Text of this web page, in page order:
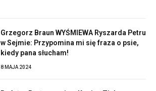
Grzegorz Braun WYŚMIEWA Ryszarda Petru
w Sejmie: Przypomina mi się fraza o psie,
kiedy pana słucham!
8 MAJA 2024